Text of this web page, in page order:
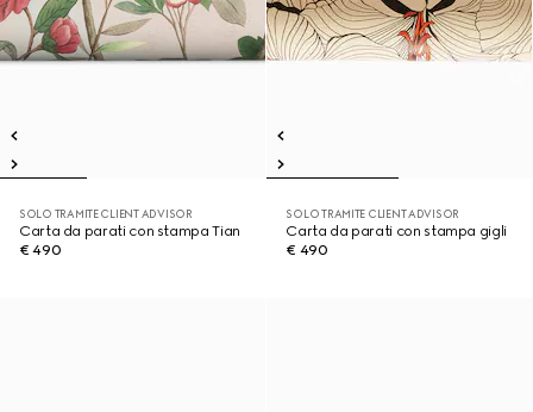
SOLO TRAMITE CLIENT ADVISOR
Carta da parati con stampa Tian
€ 490
SOLO TRAMITE CLIENT ADVISOR
Carta da parati con stampa gigli
€ 490